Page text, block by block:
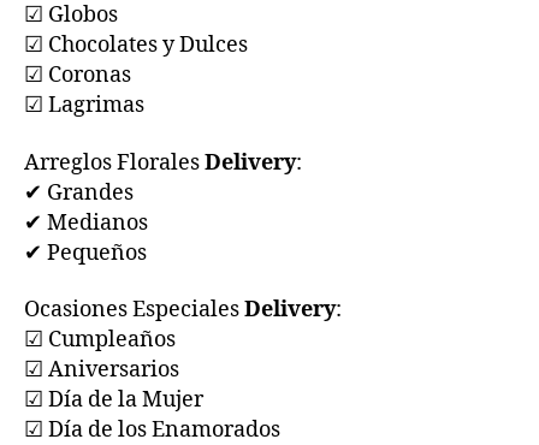
☑ Globos
☑ Chocolates y Dulces
☑ Coronas
☑ Lagrimas
Arreglos FloralesDelivery:
✔ Grandes
✔ Medianos
✔ Pequeños
Ocasiones EspecialesDelivery:
☑ Cumpleaños
☑ Aniversarios
☑ Día de la Mujer
☑ Día de los Enamorados